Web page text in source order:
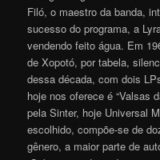
Filó, o maestro da banda,
sucesso do programa, a
vendendo feito água. Em
de Xopotó, por tabela,
dessa década, com dois
hoje nos oferece é “Valsas
pela Sinter, hoje Universal
escolhido, compõe-se de
gênero, a maior parte de